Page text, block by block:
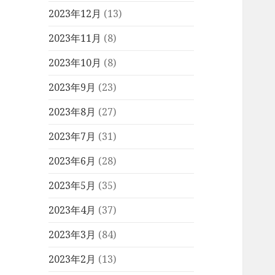
2023年12月 (13)
2023年11月 (8)
2023年10月 (8)
2023年9月 (23)
2023年8月 (27)
2023年7月 (31)
2023年6月 (28)
2023年5月 (35)
2023年4月 (37)
2023年3月 (84)
2023年2月 (13)